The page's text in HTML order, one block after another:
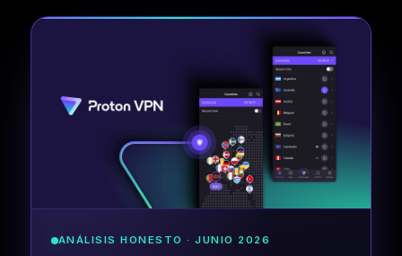
ANÁLISIS HONESTO · JUNIO 2026